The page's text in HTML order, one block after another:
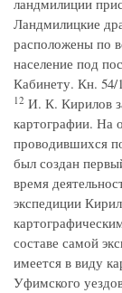
ландмилиции
Ландмилицкие
расположены по
население под
Кабинету. Кн. 54/
12 И. К. Кирилов
картографии. На
проводившихся
был создан
время
экспедиции
составе самой
имеется в виду
Уфимского